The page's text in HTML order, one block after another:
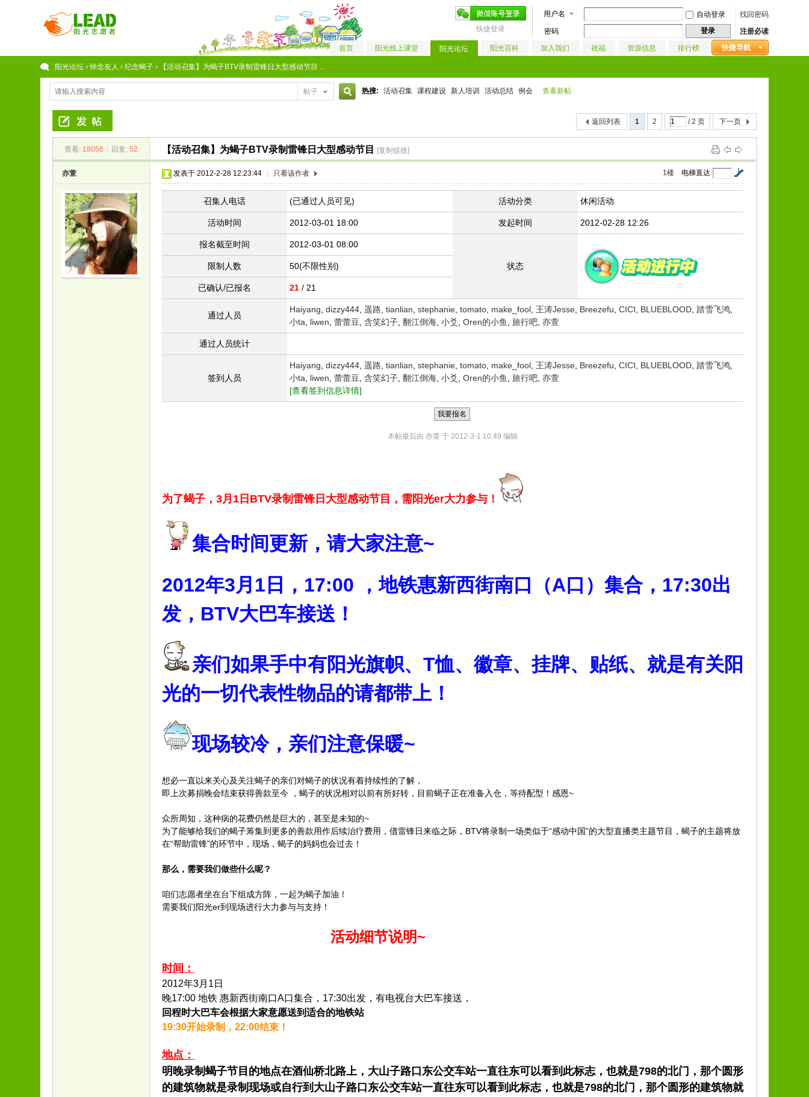
用户名 自动登录
找回密码
密码
登录 注册必读
快捷登录
快捷导航
首页 阳光线上课堂 阳光论坛 阳光百科 加入我们 祝福 资源信息 排行榜
阳光论坛 › 悼念友人 › 纪念蝎子 › 【活动召集】为蝎子BTV录制雷锋日大型感动节目 ...
帖子
索
热搜: 活动召集 课程建设 新人培训 活动总结 例会 查看新帖
1 2 / 2 页 下一页
返回列表
查看: 18056 回复: 52 【活动召集】为蝎子BTV录制雷锋日大型感动节目 [复制链接]
亦萱 电梯直达
1楼
发表于 2012-2-28 12:23:44 只看该作者
召集人电话 (已通过人员可见) 活动分类 休闲活动
活动时间 2012-03-01 18:00 发起时间 2012-02-28 12:26
报名截至时间 2012-03-01 08:00
状态
限制人数 50(不限性别)
已确认/已报名 21 / 21
通过人员
Haiyang ,dizzy444 ,遥路 ,tianlian ,stephanie ,tomato make_fool 王涛Jesse Breezefu ,CICI BLUEBLOOD 踏雪飞鸿
小ta
liwen ,蕾蕾豆 ,含笑幻子 ,翻江倒海 ,小爻 ,Oren的小鱼 ,旅行吧 ,亦萱
通过人员统计
签到人员
Haiyang ,dizzy444 ,遥路 ,tianlian ,stephanie ,tomato make_fool 王涛Jesse Breezefu ,CICI BLUEBLOOD 踏雪飞鸿
小ta
liwen ,蕾蕾豆 ,含笑幻子 ,翻江倒海 ,小爻 ,Oren的小鱼 ,旅行吧 ,亦萱
[查看签到信息详情]
我要报名
本帖最后由 亦萱 于 2012-3-1 10:49 编辑
为了蝎子，3月1日BTV录制雷锋日大型感动节目，需阳光er大力参与！
集合时间更新，请大家注意~
2012年3月1日，17:00 ，地铁惠新西街南口（A口）集合，17:30出
发， BTV大巴车接送！
亲们如果手中有阳光旗帜、T恤、徽章、挂牌、贴纸、就是有关阳
光的一切代表性物品的请都带上！
现场较冷，亲们注意保暖~
想必一直以来关心及关注蝎子的亲们对蝎子的状况有着持续性的了解，
即上次募捐晚会结束获得善款至今 ，蝎子的状况相对以前有所好转，目前蝎子正在准备入仓，等待配型！感恩~
众所周知，这种病的花费仍然是巨大的，甚至是未知的~
为了能够给我们的蝎子筹集到更多的善款用作后续治疗费用，借雷锋日来临之际，BTV将录制一场类似于“感动中国”的大型直播类主题节目，蝎子的主题将放
在“帮助雷锋”的环节中，现场，蝎子的妈妈也会过去！
那么，需要我们做些什么呢？
咱们志愿者坐在台下组成方阵，一起为蝎子加油！
需要我们阳光er到现场进行大力参与与支持！
活动细节说明~
时间：
2012年3月1日
晚17:00 地铁 惠新西街南口A口集合，17:30出发，有电视台大巴车接送，
回程时大巴车会根据大家意愿送到适合的地铁站
19:30开始录制，22:00结束！
地点：
明晚录制蝎子节目的地点在酒仙桥北路上，大山子路口东公交车站一直往东可以看到此标志，也就是798的北门，那个圆形
的建筑物就是录制现场或自行到大山子路口东公交车站一直往东可以看到此标志，也就是798的北门，那个圆形的建筑物就